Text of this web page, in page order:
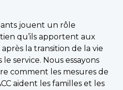
jouent un rôle
qu’ils apportent aux
la transition de la vie
service. Nous essayons
comment les mesures de
aident les familles et les